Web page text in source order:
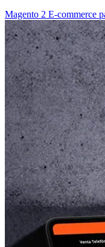
Magento 2 E-commerce